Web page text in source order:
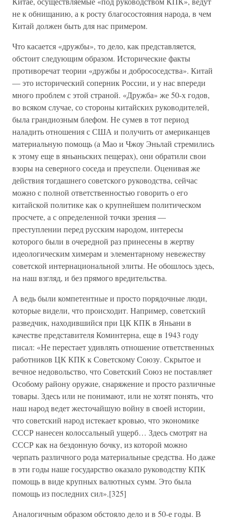
не к обнищанию, а к росту благосостояния народа, в чем
Китай должен быть для нас примером.
Что касается «дружбы», то дело, как представляется,
обстоит следующим образом. Исторические факты
противоречат теории «дружбы и добрососедства». Китай
— это исторический соперник России, и у нас впереди
много проблем с этой страной. «Дружба» же 50-х годов,
во всяком случае, со стороны китайских руководителей,
была грандиозным блефом. Не сумев в тот период
наладить отношения с США и получить от американцев
материальную помощь (а Мао и Чжоу Эньлай стремились
к этому еще в яньаньских пещерах), они обратили свои
взоры на северного соседа и преуспели. Оценивая же
действия тогдашнего советского руководства, сейчас
можно с полной ответственностью говорить о его
китайской политике как о крупнейшем политическом
просчете, а с определенной точки зрения —
преступлении перед русским народом, интересы
которого были в очередной раз принесены в жертву
идеологическим химерам и элементарному невежеству
советской интернациональной элиты. Не обошлось здесь,
на наш взгляд, и без прямого вредительства.
А ведь были компетентные и просто порядочные люди,
которые видели, что происходит. Например, советский
разведчик, находившийся при ЦК КПК в Яньани в
качестве представителя Коминтерна, еще в 1943 году
писал: «Не перестает удивлять отношение ответственных
работников ЦК КПК к Советскому Союзу. Скрытое и
вечное недовольство, что Советский Союз не поставляет
Особому району оружие, снаряжение и просто различные
товары. Здесь или не понимают, или не хотят понять, что
наш народ ведет жесточайшую войну в своей истории,
что советский народ истекает кровью, что экономике
СССР нанесен колоссальный ущерб… Здесь смотрят на
СССР как на бездонную бочку, из которой можно
черпать различного рода материальные средства. Но даже
в эти годы наше государство оказало руководству КПК
помощь в виде крупных валютных сумм. Это была
помощь из последних сил».[325]
Аналогичным образом обстояло дело и в 50-е годы. В